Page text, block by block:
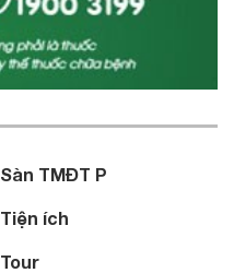
Sàn TMĐT P
Tiện ích
Tour